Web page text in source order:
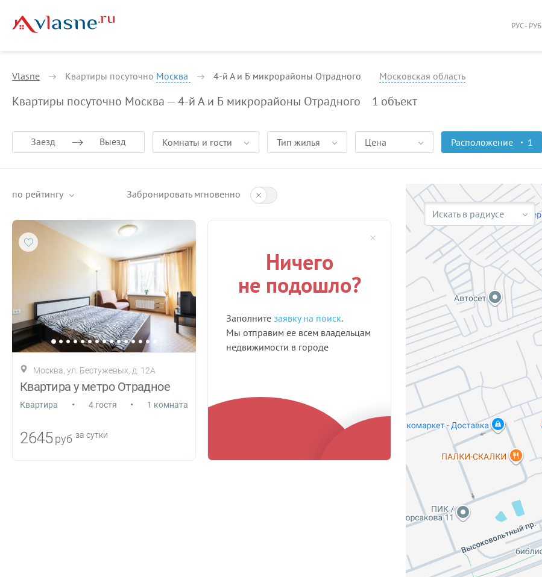
РУС - РУБ
Vlasne Квартиры посуточно Москва 4-й А и Б микрорайоны Отрадного Московская область
Квартиры посуточно Москва — 4-й А и Б микрорайоны Отрадного 1 объект
Заезд Выезд Комнаты и гости Тип жилья Цена Расположение 1
по рейтингу Забронировать мгновенно
Москва, ул. Бестужевых, д. 12А
Квартира у метро Отрадное
Квартира • 4 гостя • 1 комната
2645 руб за сутки
Ничего
не подошло?
Заполните заявку на поиск.
Мы отправим ее всем владельцам
недвижимости в городе
Искать в радиусе